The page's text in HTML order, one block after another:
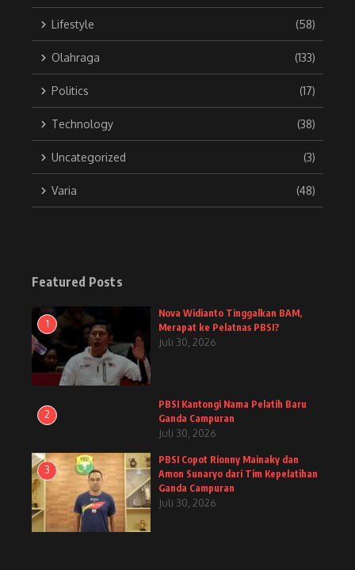
Lifestyle (58)
Olahraga (133)
Politics (17)
Technology (38)
Uncategorized (3)
Varia (48)
Featured Posts
1
Nova Widianto Tinggalkan BAM,
Merapat ke Pelatnas PBSI?
Juli 30, 2026
2
PBSI Kantongi Nama Pelatih Baru
Ganda Campuran
Juli 30, 2026
3
PBSI Copot Rionny Mainaky dan
Amon Sunaryo dari Tim Kepelatihan
Ganda Campuran
Juli 30, 2026